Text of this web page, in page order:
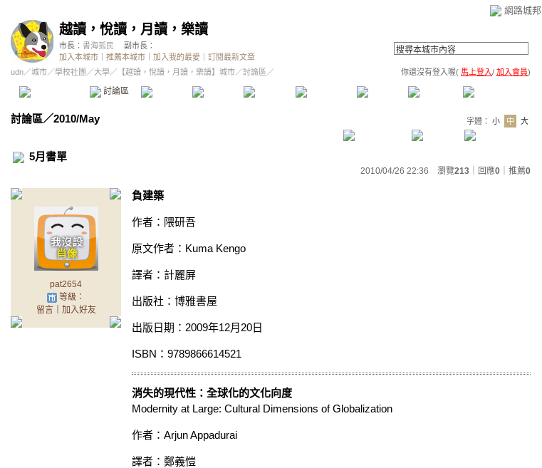
網路城邦
越讀，悅讀，月讀，樂讀
市長： 書海孤民
副市長：
加入本城市
推薦本城市 加入我的最愛
訂閱最新文章
udn／城市／學校社團 ／大學／ 【越讀，悅讀，月讀，樂讀】城市／討論區／ 你還沒有登入喔( 馬上登入/ 加入會員)
討論區 精華區 投票區 影像館 公告區 訪客簿 市政中心
討論區／2010/May 字體： 小 中 大
5月書單
2010/04/26 22:36 瀏覽213 ｜回應0 推薦0
pat2654
等級：
留言｜ 加入好友
負建築
作者：隈研吾
原文作者：Kuma Kengo
譯者：計麗屏
出版社：博雅書屋
出版日期：2009年12月20日
ISBN：9789866614521
消失的現代性：全球化的文化向度
Modernity at Large: Cultural Dimensions of Globalization
作者：Arjun Appadurai
譯者：鄭義愷